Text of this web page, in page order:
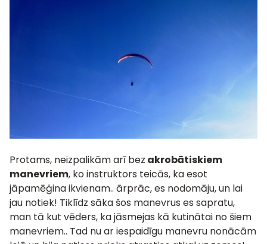
Protams, neizpalikām arī bez akrobātiskiem
manevriem, ko instruktors teicās, ka esot
jāpamēģina ikvienam.. ārprāc, es nodomāju, un lai
jau notiek! Tiklīdz sāka šos manevrus es sapratu,
man tā kut vēders, ka jāsmejas kā kutinātai no šiem
manevriem.. Tad nu ar iespaidīgu manevru nonācām